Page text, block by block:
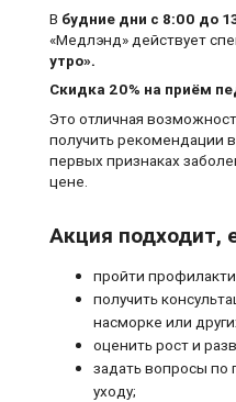
В будние дни с 8:00 до
«Медлэнд» действует
утро».
Скидка 20% на приём
Это отличная
получить рекомендации
первых признаках
цене.
Акция подходит,
пройти
получить
насморке или
оценить рост и
задать вопросы по
уходу;